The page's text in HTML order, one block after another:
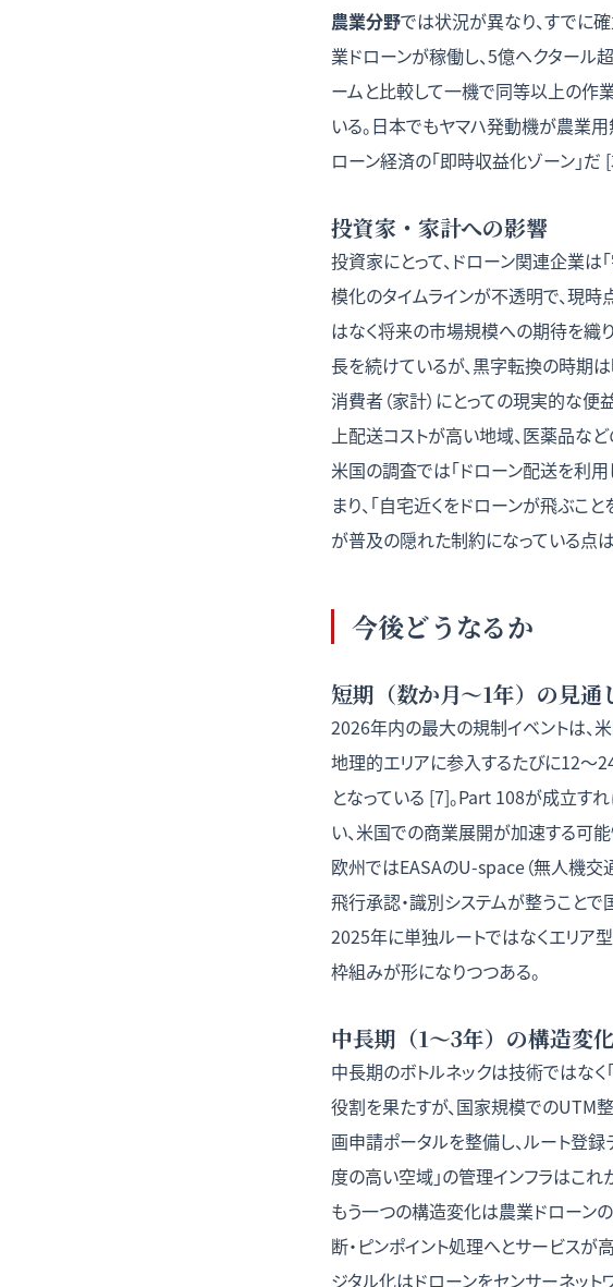
農業分野では状況が異なり、すでに
業ドローンが稼働し、5億ヘクタール
ームと比較して一機で同等以上の作
いる。日本でもヤマハ発動機が農業
ローン経済の「即時収益化ゾーン」だ
投資家・家計への影響
投資家にとって、ドローン関連企業
模化のタイムラインが不透明で、現
はなく将来の市場規模への期待を織
長を続けているが、黒字転換の時期
消費者（家計）にとっての現実的な便
上配送コストが高い地域、医薬品な
米国の調査では「ドローン配送を利
まり、「自宅近くをドローンが飛ぶこ
が普及の隠れた制約になっている点
今後どうなるか
短期（数か月〜1年）の見通
2026年内の最大の規制イベントは、
地理的エリアに参入するたびに12〜
となっている [7]。Part 108が成立す
い、米国での商業展開が加速する可能
欧州ではEASAのU-space（無人機交
飛行承認・識別システムが整うこと
2025年に単独ルートではなくエリア
枠組みが形になりつつある。
中長期（1〜3年）の構造変化
中長期のボトルネックは技術ではなく
役割を果たすが、国家規模でのUTM
画申請ポータルを整備し、ルート登
度の高い空域」の管理インフラはこれ
もう一つの構造変化は農業ドローン
断・ピンポイント処理へとサービスが
ジタル化はドローンをセンサーネット